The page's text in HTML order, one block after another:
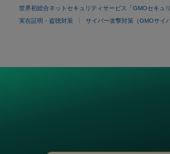
世界初総合ネットセキュリティサービス「GMOセキュ
実在証明・盗聴対策 サイバー攻撃対策（GMOサイ